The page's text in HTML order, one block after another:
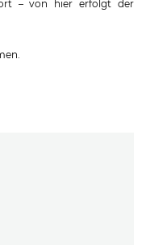
– von hier erfolgt der